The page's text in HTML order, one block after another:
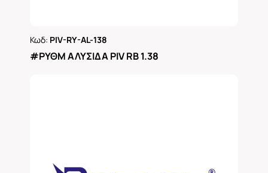
Κωδ: PIV-RY-AL-138
#ΡΥΘΜ ΑΛΥΣΙΔΑ PIV RB 1.38